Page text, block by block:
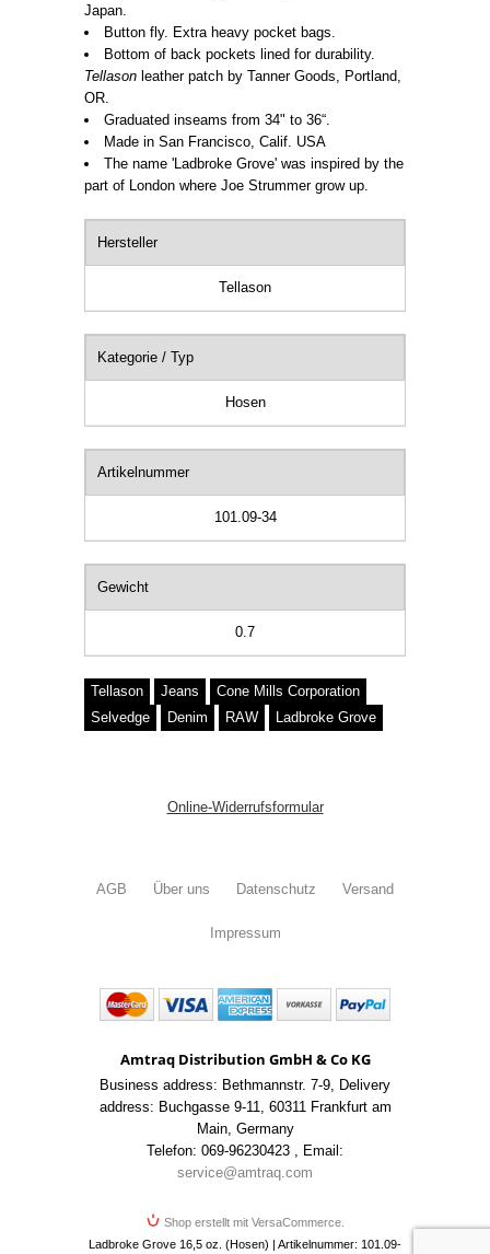
Japan.
Button fly. Extra heavy pocket bags.
Bottom of back pockets lined for durability.
Tellason leather patch by Tanner Goods, Portland,
OR.
Graduated inseams from 34" to 36“.
Made in San Francisco, Calif. USA
The name 'Ladbroke Grove' was inspired by the
part of London where Joe Strummer grow up.
Hersteller
Tellason
Kategorie / Typ
Hosen
Artikelnummer
101.09-34
Gewicht
0.7
Tellason Jeans
Cone Mills Corporation
Selvedge
Denim RAW Ladbroke Grove
Online-Widerrufsformular
AGB Über uns Datenschutz Versand
Impressum
Amtraq Distribution GmbH & Co KG
Business address: Bethmannstr. 7-9
Delivery
address: Buchgasse 9-11
60311 Frankfurt am
Main, Germany
Telefon: 069-96230423
Email:
service@amtraq.com
Shop erstellt mit VersaCommerce.
Ladbroke Grove 16,5 oz. (Hosen) | Artikelnummer: 101.09-